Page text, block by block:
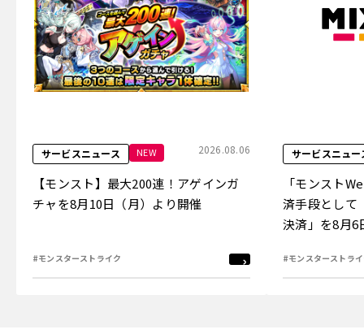
サービスニュース NEW 2026.08.06
【モンスト】最大200連！アゲインガ
チャを8月10日（月）より開催
#モンスターストライク
サービスニュー
「モンスト
済手段として
決済」を8月6
#モンスターストラ